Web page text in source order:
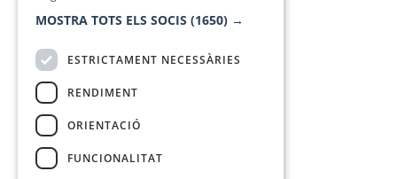
MOSTRA TOTS ELS SOCIS (1650) →
ESTRICTAMENT NECESSÀRIES
RENDIMENT
ORIENTACIÓ
FUNCIONALITAT